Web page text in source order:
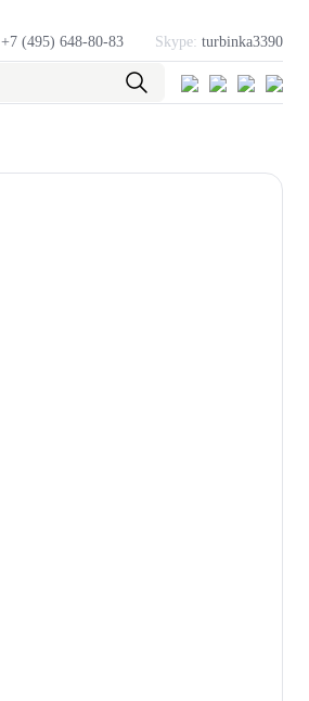
+7 (495) 648-80-83 Skype: turbinka3390